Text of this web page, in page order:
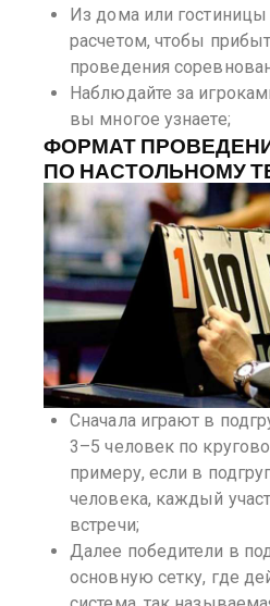
Из дома или
расчетом, чтобы
проведения
Наблюдайте за
вы многое узнаете;
ФОРМАТ
ПО НАСТОЛЬНОМУ
Сначала играют в
3–5 человек по
примеру, если в
человека, каждый
встречи;
Далее победители в
основную сетку, где